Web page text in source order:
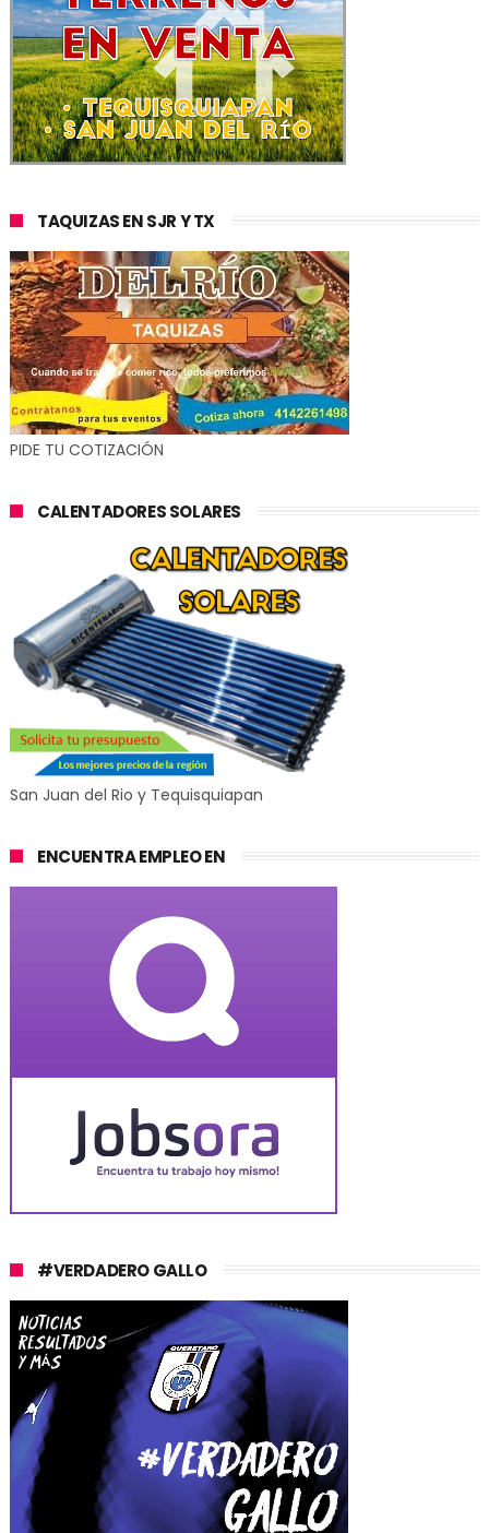
TAQUIZAS EN SJR Y TX
PIDE TU COTIZACIÓN
CALENTADORES SOLARES
San Juan del Rio y Tequisquiapan
ENCUENTRA EMPLEO EN
#VERDADERO GALLO